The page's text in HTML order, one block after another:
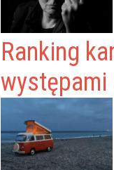
Ranking
występami